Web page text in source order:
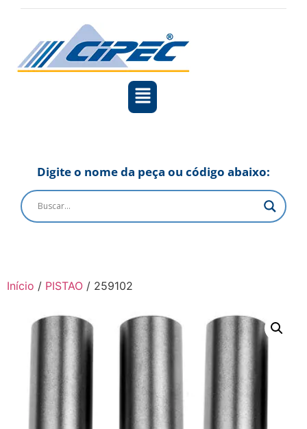
Digite o nome da peça ou código abaixo:
Início / PISTAO / 259102